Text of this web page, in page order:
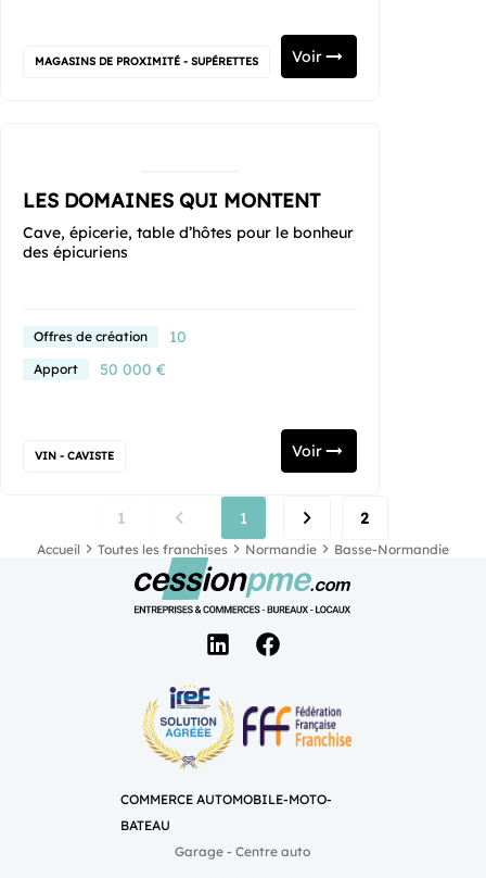
MAGASINS DE PROXIMITÉ - SUPÉRETTES Voir
LES DOMAINES QUI MONTENT
Cave, épicerie, table d’hôtes pour le bonheur
des épicuriens
Offres de création 10
Apport 50 000 €
VIN - CAVISTE Voir
1 1 2
Accueil Toutes les franchises Normandie Basse-Normandie
COMMERCE AUTOMOBILE-MOTO-
BATEAU
Garage - Centre auto